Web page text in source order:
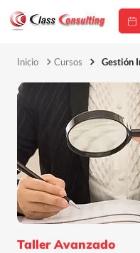
Inicio Cursos Gestión
Taller Avanzado